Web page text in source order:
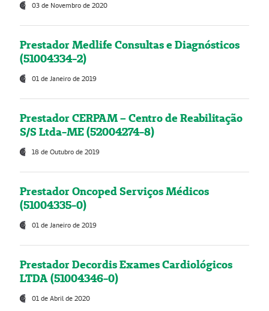
03 de Novembro de 2020
Prestador Medlife Consultas e Diagnósticos
(51004334-2)
01 de Janeiro de 2019
Prestador CERPAM – Centro de Reabilitação
S/S Ltda-ME (52004274-8)
18 de Outubro de 2019
Prestador Oncoped Serviços Médicos
(51004335-0)
01 de Janeiro de 2019
Prestador Decordis Exames Cardiológicos
LTDA (51004346-0)
01 de Abril de 2020